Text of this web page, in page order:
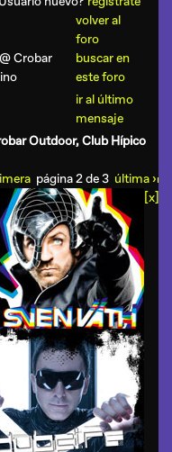
volver al
foro
Crobar
buscar en
este foro
ir al último
mensaje
Outdoor, Club Hípico
página 2 de 3 última ›ı
[x]